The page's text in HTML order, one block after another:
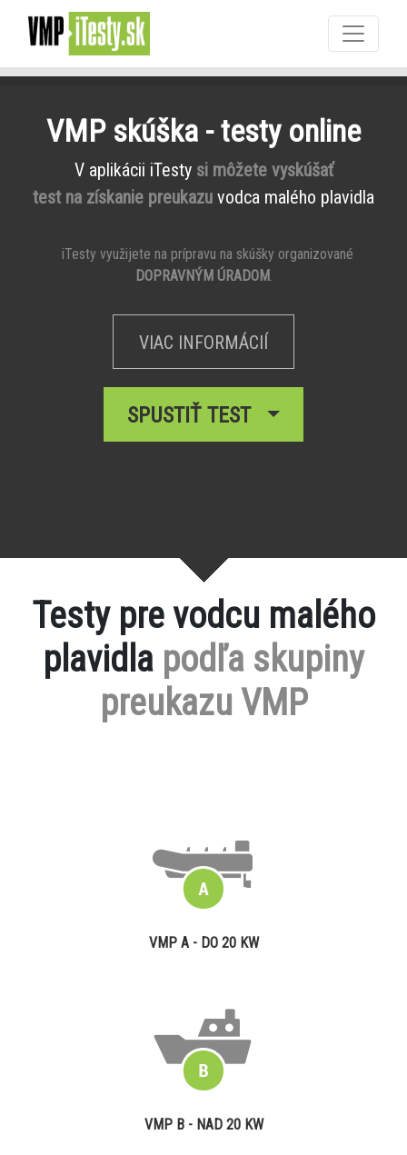
VMP skúška - testy online
V aplikácii iTesty si môžete vyskúšať
test na získanie preukazu vodca malého plavidla
iTesty využijete na prípravu na skúšky organizované
DOPRAVNÝM ÚRADOM.
VIAC INFORMÁCIÍ
SPUSTIŤ TEST
Testy pre vodcu malého
plavidla podľa skupiny
preukazu VMP
VMP A - DO 20 KW
VMP B - NAD 20 KW